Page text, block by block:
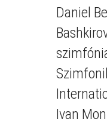
Daniel
Ivan